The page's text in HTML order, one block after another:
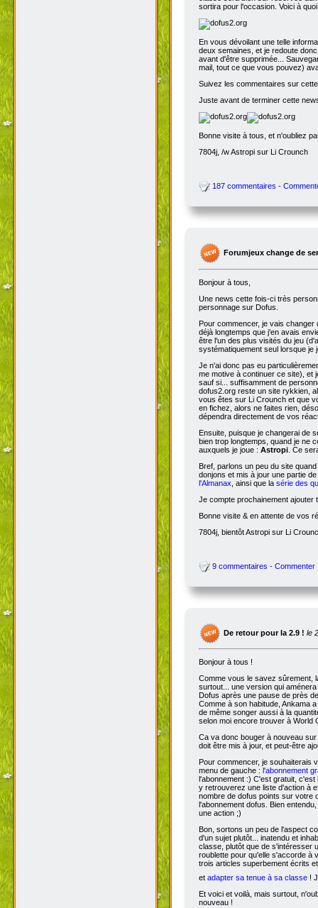
sortira pour l'occasion. Voici à
En vous dévoilant une telle
deux semaines, et je redoute
avant d'être supprimée...
mail, tout ce que vous pouvez)
Suivez les commentaires sur
Juste avant de terminer cette
Bonne visite à tous, et n'oubliez
7804j, /w Astropi sur Li Crounch
187 commentaires -
Forumjeux change de
Bonjour à tous,
Une news cette fois-ci très
personnage sur Dofus.
Pour commencer, je vais
déjà longtemps que j'en avais
être l'un des plus visités du jeu
systématiquement seul lorsque je
Je n'ai donc pas eu
me motive à continuer ce site), et
sauf si... suffisamment de
dofus2.org reste un site rykkien,
vous êtes sur Li Crounch et que
en fichez, alors ne faites rien,
dépendra directement de vos
Ensuite, puisque je changerai de
bien trop longtemps, quand je ne
auxquels je joue : Astropi . Ce
Bref, parlons un peu du site
donjons et mis à jour une partie
l'Almanax , ainsi que la série des
Je compte prochainement ajouter
Bonne visite & en attente de vos
7804j, bientôt Astropi sur Li
9 commentaires - Commenter
De retour pour la 2.9 ! le
Bonjour à tous !
Comme vous le savez sûrement,
surtout... une version qui
Dofus après une pause de près
Comme à son habitude, Ankama
de même songer aussi à la
selon moi encore trouver à World
Ca va donc bouger à nouveau
doit être mis à jour, et peut-être
Pour commencer, je
menu de gauche : l'abonnement
l'abonnement :) C'est gratuit,
y retrouverez une liste d'action à
nombre de dofus points sur votre
l'abonnement dofus. Bien
une action ;)
Bon, sortons un peu de l'aspect
d'un sujet plutôt... inatendu et
classe, plutôt que de s'intéresser
roublette pour qu'elle s'accorde à
trois articles superbement écrits
et adapter sa tenue à sa classe !
Et voici et voilà, mais surtout,
nouveau !